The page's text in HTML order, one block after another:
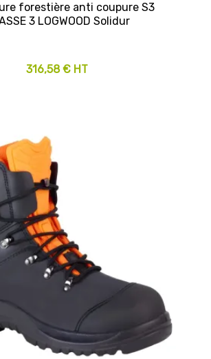
forestière anti coupure S3
3 LOGWOOD Solidur
316,58 € HT